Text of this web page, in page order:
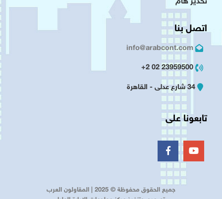
اتصل بنا
info@arabcont.com
23959500 02 2+
34 شارع عدلى - القاهرة
تابعونا على
جميع الحقوق محفوظة © 2025 | المقاولون العرب